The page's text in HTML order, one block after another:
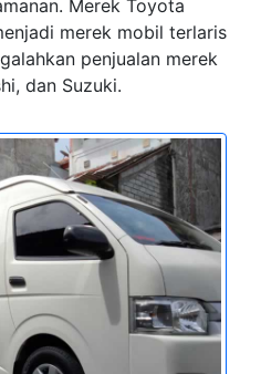
Merek Toyota
merek mobil terlaris
penjualan merek
dan Suzuki.